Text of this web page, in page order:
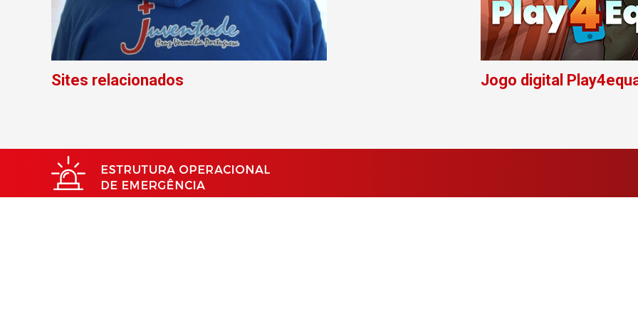
Sites relacionados Jogo digital